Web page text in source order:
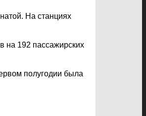
На станциях
на 192 пассажирских
полугодии была